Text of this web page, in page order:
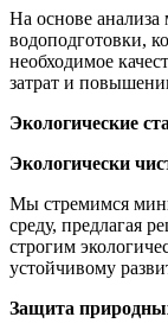
На основе
водоподготовки,
необходимое
затрат и
Экологические
Экологически
Мы стремимся
среду, предлагая
строгим
устойчивому
Защита